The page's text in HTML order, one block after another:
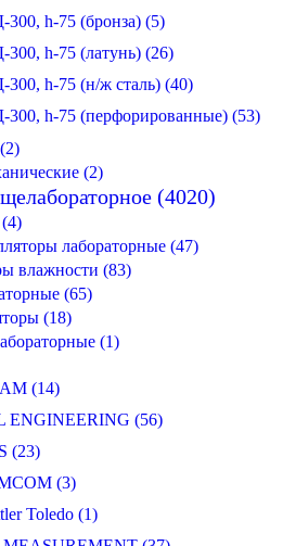
300, h-75 (бронза) (5)
300, h-75 (латунь) (26)
300, h-75 (н/ж сталь) (40)
300, h-75 (перфорированные) (53)
(2)
(4020)
лабораторные (47)
влажности (83)
(65)
(18)
(1)
(14)
ENGINEERING (56)
(23)
(3)
Toledo (1)